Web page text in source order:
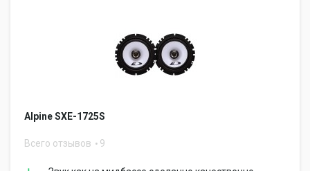
Alpine SXE-1725S
Всего отзывов 9